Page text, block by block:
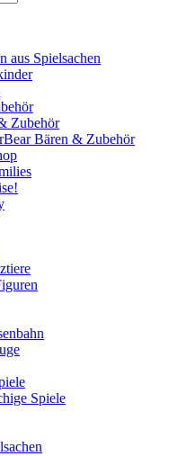
aus Spielsachen
Zubehör
Bären & Zubehör
Spiele